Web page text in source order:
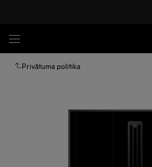
Privātuma politika